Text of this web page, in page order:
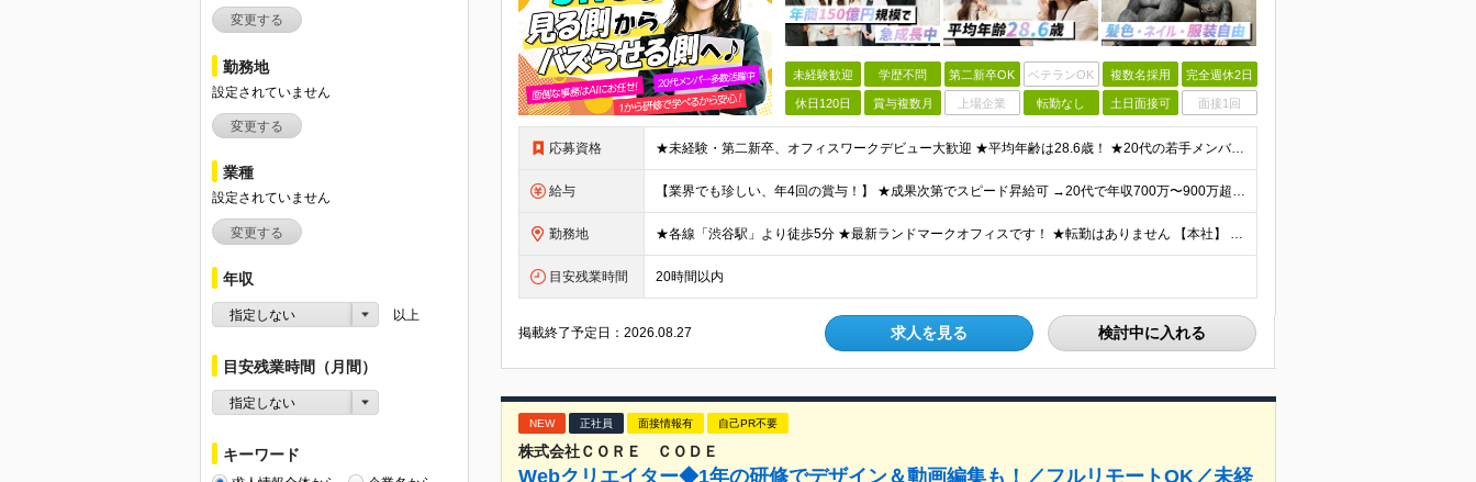
変更する
勤務地
設定されていません
変更する
業種
設定されていません
変更する
年収
指定しない 以上
目安残業時間（月間）
指定しない
キーワード
未経験歓迎 学歴不問 第二新卒OK ベテランOK 複数名採用 完全週休2日
休日120日 賞与複数月 上場企業 転勤なし 土日面接可 面接1回
応募資格 ★未経験・第二新卒、オフィスワークデビュー大歓迎 ★平均年齢は28.6歳！ ★20代の若手メンバーが中心になって活躍している職場です！ ●学歴不問 ※35歳以下の方（若年層の長期キャリア形成） ★こ
給与 【業界でも珍しい、年4回の賞与！】 ★成果次第でスピード昇給可 →20代で年収700万〜900万超も！ ■未経験：月給26〜30万円＋賞与年4回（業績による）＋各種手当 ※経験・スキルを考慮して決定
勤務地 ★各線「渋谷駅」より徒歩5分 ★最新ランドマークオフィスです！ ★転勤はありません 【本社】 東京都渋谷区道玄坂2-25-12 道玄坂通 dogenzaka-dori 5階 ※(変更の範囲)上記を除
目安残業時間 20時間以内
掲載終了予定日：2026.08.27 求人を見る 検討中に入れる
NEW 正社員 面接情報有 自己PR不要
株式会社ＣＯＲＥ ＣＯＤＥ
Webクリエイター◆1年の研修でデザイン＆動画編集も！／フルリモートOK／未経